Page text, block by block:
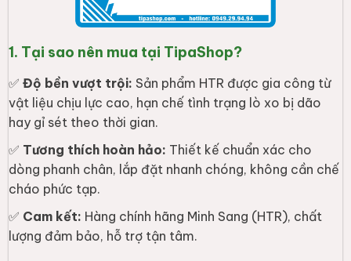
1. Tại sao nên mua tại TipaShop?
✅Độ bền vượt trội: Sản phẩm HTR được gia công từ
vật liệu chịu lực cao, hạn chế tình trạng lò xo bị dão
hay gỉ sét theo thời gian.
✅ Tương thích hoàn hảo: Thiết kế chuẩn xác cho
dòng phanh chân, lắp đặt nhanh chóng, không cần chế
cháo phức tạp.
✅ Cam kết: Hàng chính hãng Minh Sang (HTR), chất
lượng đảm bảo, hỗ trợ tận tâm.